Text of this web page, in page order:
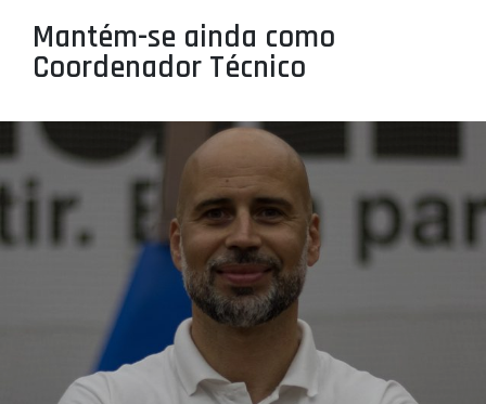
PROJETOS
LIGA BETCLIC MASCULINA
LIGA BETCLIC FEMININA
Mantém-se ainda como
Coordenador Técnico